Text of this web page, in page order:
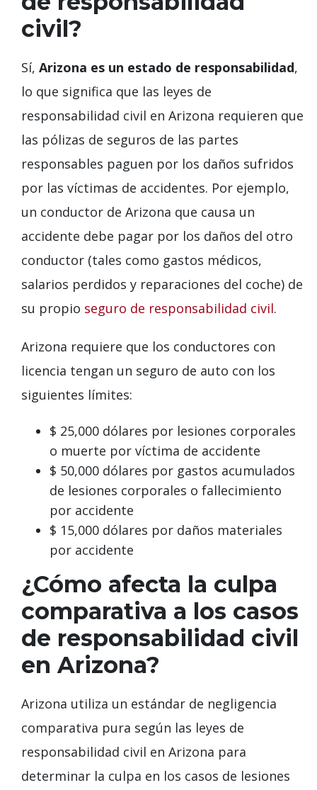
civil?
Sí, Arizona es un estado de responsabilidad,
lo que significa que las leyes de
responsabilidad civil en Arizona requieren que
las pólizas de seguros de las partes
responsables paguen por los daños sufridos
por las víctimas de accidentes. Por ejemplo,
un conductor de Arizona que causa un
accidente debe pagar por los daños del otro
conductor (tales como gastos médicos,
salarios perdidos y reparaciones del coche) de
su propio seguro de responsabilidad civil.
Arizona requiere que los conductores con
licencia tengan un seguro de auto con los
siguientes límites:
$ 25,000 dólares por lesiones corporales
o muerte por víctima de accidente
$ 50,000 dólares por gastos acumulados
de lesiones corporales o fallecimiento
por accidente
$ 15,000 dólares por daños materiales
por accidente
¿Cómo afecta la culpa
comparativa a los casos
de responsabilidad civil
en Arizona?
Arizona utiliza un estándar de negligencia
comparativa pura según las leyes de
responsabilidad civil en Arizona para
determinar la culpa en los casos de lesiones